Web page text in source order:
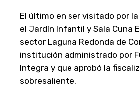
El último en ser visitado por
el Jardín Infantil y Sala Cuna
sector Laguna Redonda de
institución administrado por
Integra y que aprobó la
sobresaliente.